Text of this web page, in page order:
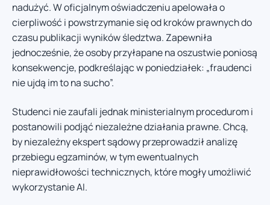
nadużyć. W oficjalnym oświadczeniu apelowała o
cierpliwość i powstrzymanie się od kroków prawnych do
czasu publikacji wyników śledztwa. Zapewniła
jednocześnie, że osoby przyłapane na oszustwie poniosą
konsekwencje, podkreślając w poniedziałek: „fraudenci
nie ujdą im to na sucho”.
Studenci nie zaufali jednak ministerialnym procedurom i
postanowili podjąć niezależne działania prawne. Chcą,
by niezależny ekspert sądowy przeprowadził analizę
przebiegu egzaminów, w tym ewentualnych
nieprawidłowości technicznych, które mogły umożliwić
wykorzystanie AI.